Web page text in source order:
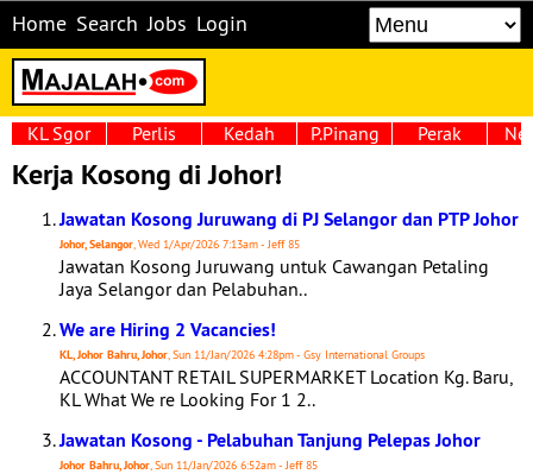
Home Search Jobs Login
KL Sgor Perlis Kedah P.Pinang Perak
Kerja Kosong di Johor!
Jawatan Kosong Juruwang di PJ Selangor dan PTP Johor
Johor, Selangor, Wed 1/Apr/2026 7:13am - Jeff 85
Jawatan Kosong Juruwang untuk Cawangan Petaling
Jaya Selangor dan Pelabuhan..
We are Hiring 2 Vacancies!
KL, Johor Bahru, Johor, Sun 11/Jan/2026 4:28pm - Gsy International Groups
ACCOUNTANT RETAIL SUPERMARKET Location Kg. Baru,
KL What We re Looking For 1 2..
Jawatan Kosong - Pelabuhan Tanjung Pelepas Johor
Johor Bahru, Johor, Sun 11/Jan/2026 6:52am - Jeff 85